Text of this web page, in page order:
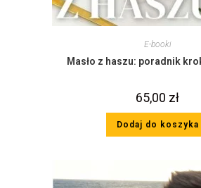
E-booki
Masło z haszu: poradnik
65,00 zł
Dodaj do koszyka